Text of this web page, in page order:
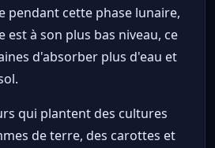
pendant cette phase lunaire,
est à son plus bas niveau, ce
d'absorber plus d'eau et
qui plantent des cultures
de terre, des carottes et